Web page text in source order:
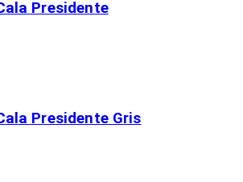
Presidente
Presidente Gris